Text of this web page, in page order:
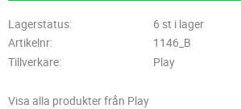
Lagerstatus
6 st i lager
Artikelnr
1146_B
Tillverkare
Play
Visa alla produkter från Play